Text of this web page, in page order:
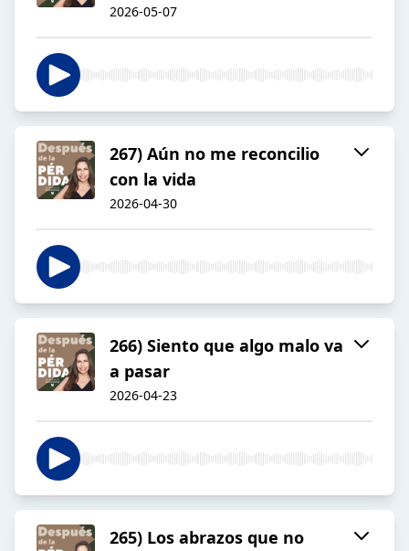
2026-05-07
267) Aún no me reconcilio
con la vida
2026-04-30
266) Siento que algo malo va
a pasar
2026-04-23
265) Los abrazos que no